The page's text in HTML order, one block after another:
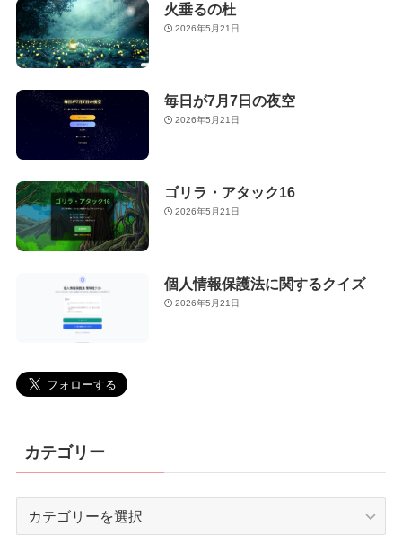
火垂るの杜
2026年5月21日
毎日が7月7日の夜空
2026年5月21日
ゴリラ・アタック16
2026年5月21日
個人情報保護法に関するクイズ
2026年5月21日
カテゴリー